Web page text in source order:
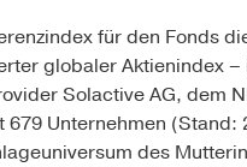
für den Fonds
globaler Aktienindex
Solactive AG, dem
679 Unternehmen
des